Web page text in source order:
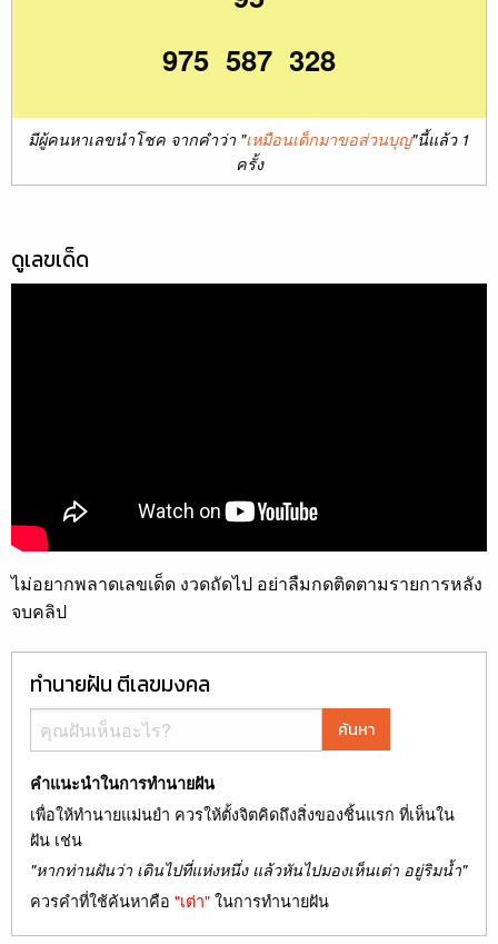
975 587 328
มีผู้คนหาเลขนำโชค จากคำว่า "เหมือนเด็กมาขอส่วนบุญ"นี้แล้ว 1
ครั้ง
ดูเลขเด็ด
ไม่อยากพลาดเลขเด็ด งวดถัดไป อย่าลืมกดติดตามรายการหลัง
จบคลิป
ทำนายฝัน ตีเลขมงคล
ค้นหา
คำแนะนำในการทำนายฝัน
เพื่อให้ทำนายแม่นยำ ควรให้ตั้งจิตคิดถึงสิ่งของชิ้นแรก ที่เห็นใน
ฝัน เช่น
"หากท่านฝันว่า เดินไปที่แห่งหนึ่ง แล้วหันไปมองเห็นเต่า อยู่ริมน้ำ"
ควรคำที่ใช้ค้นหาคือ "เต่า"ในการทำนายฝัน